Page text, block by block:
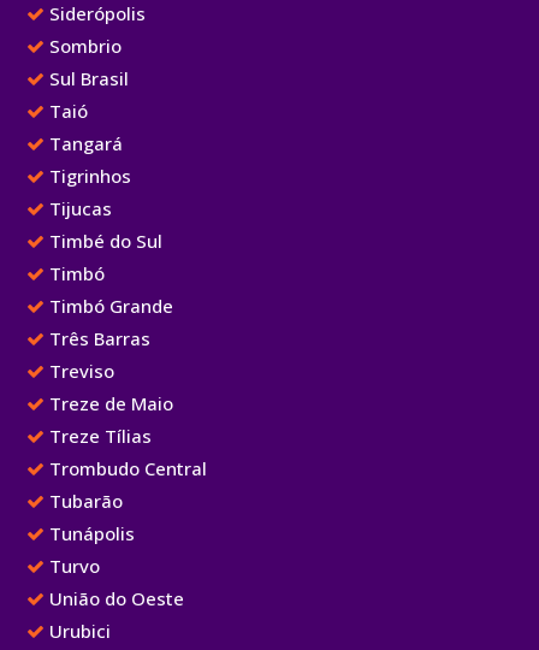
Siderópolis
Sombrio
Sul Brasil
Taió
Tangará
Tigrinhos
Tijucas
Timbé do Sul
Timbó
Timbó Grande
Três Barras
Treviso
Treze de Maio
Treze Tílias
Trombudo Central
Tubarão
Tunápolis
Turvo
União do Oeste
Urubici